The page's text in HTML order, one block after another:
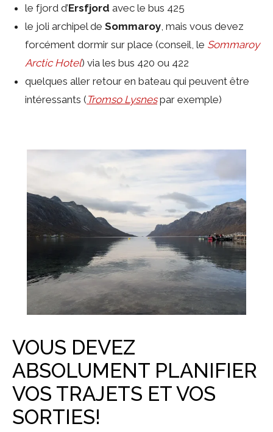
le fjord d’Ersfjord avec le bus 425
le joli archipel de Sommaroy, mais vous devez
forcément dormir sur place (conseil, le Sommaroy
Arctic Hotel) via les bus 420 ou 422
quelques aller retour en bateau qui peuvent être
intéressants ( Tromso Lysnespar exemple)
VOUS DEVEZ
ABSOLUMENT PLANIFIER
VOS TRAJETS ET VOS
SORTIES!